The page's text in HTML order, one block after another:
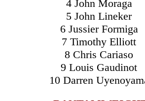
4 John Moraga
5 John Lineker
6 Jussier Formiga
7 Timothy Elliott
8 Chris Cariaso
9 Louis Gaudinot
10 Darren